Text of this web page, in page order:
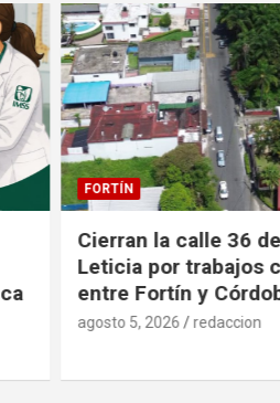
FORTÍN
Cierran la calle 36 de
Leticia por trabajos
entre Fortín y Córdoba
agosto 5, 2026 redaccion